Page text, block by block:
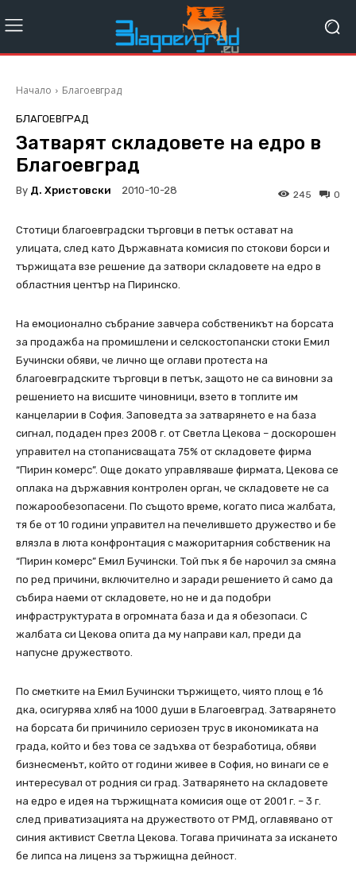
Начало Благоевград
БЛАГОЕВГРАД
Затварят складовете на едро в
Благоевград
By Д. Христовски 2010-10-28 0
245
Стотици благоевградски търговци в петък остават на
улицата, след като Държавната комисия по стокови борси и
тържищата взе решение да затвори складовете на едро в
областния център на Пиринско.
На емоционално събрание завчера собственикът на борсата
за продажба на промишлени и селскостопански стоки Емил
Бучински обяви, че лично ще оглави протеста на
благоевградските търговци в петък, защото не са виновни за
решението на висшите чиновници, взето в топлите им
канцеларии в София. Заповедта за затварянето е на база
сигнал, подаден през 2008 г. от Светла Цекова – доскорошен
управител на стопанисващата 75% от складовете фирма
“Пирин комерс”. Още докато управляваше фирмата, Цекова се
оплака на държавния контролен орган, че складовете не са
пожарообезопасени. По същото време, когато писа жалбата,
тя бе от 10 години управител на печелившето дружество и бе
влязла в люта конфронтация с мажоритарния собственик на
“Пирин комерс” Емил Бучински. Той пък я бе нарочил за смяна
по ред причини, включително и заради решението й само да
събира наеми от складовете, но не и да подобри
инфраструктурата в огромната база и да я обезопаси. С
жалбата си Цекова опита да му направи кал, преди да
напусне дружеството.
По сметките на Емил Бучински тържището, чиято площ е 16
дка, осигурява хляб на 1000 души в Благоевград. Затварянето
на борсата би причинило сериозен трус в икономиката на
града, който и без това се задъхва от безработица, обяви
бизнесменът, който от години живее в София, но винаги се е
интересувал от родния си град. Затварянето на складовете
на едро е идея на тържищната комисия още от 2001 г. – 3 г.
след приватизацията на дружеството от РМД, оглавявано от
синия активист Светла Цекова. Тогава причината за искането
бе липса на лиценз за тържищна дейност.